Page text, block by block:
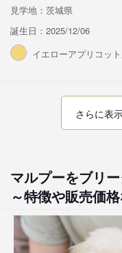
見学地：茨城県
誕生日：2025/12/06
イエローアプリコッ
さらに表
マルプーをブリ
～特徴や販売価